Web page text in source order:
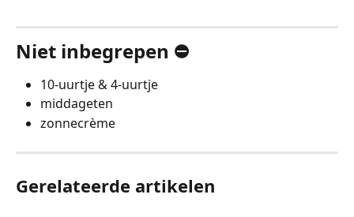
Niet inbegrepen ⛔️
10-uurtje & 4-uurtje
middageten
zonnecrème
Gerelateerde artikelen